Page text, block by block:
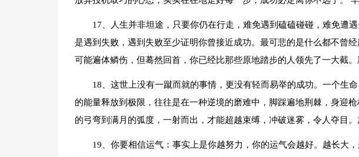
17、人生并非坦途，只要你仍在行走，难免遇到磕磕碰碰，难免遭
是遇到失败，遇到失败至少证明你曾接近成功。最可悲的是什么都不曾
可能遍体鳞伤，但蓦然回首，你已经比那些原地踏步的人领先了一大截。
18、这世上没有一蹴而就的事情，更没有轻而易举的成功。一个生
的能量释放到极限，往往是在一种逆境的磨难中，脚踩遍地荆棘，身迎
的弓弯到满月的弧度，一射而出，才能超越束缚，冲破迷雾，令人夺目。
19、你要相信运气：事实上是你越努力，你的运气会越好。越长大